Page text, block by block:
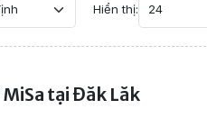
Hiển thị:
tại Đăk Lăk